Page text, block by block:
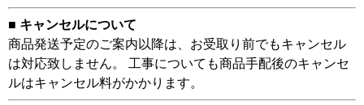
■ キャンセルについて
商品発送予定のご案内以降は、お受取り前でもキャンセル
は対応致しません。 工事についても商品手配後のキャンセ
ルはキャンセル料がかかります。